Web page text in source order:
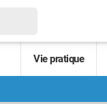
Vie pratique